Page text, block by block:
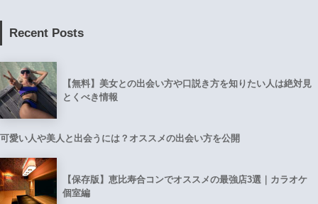
Recent Posts
【無料】美女との出会い方や口説き方を知りたい人は絶対見
とくべき情報
可愛い人や美人と出会うには？オススメの出会い方を公開
【保存版】恵比寿合コンでオススメの最強店3選｜カラオケ
個室編